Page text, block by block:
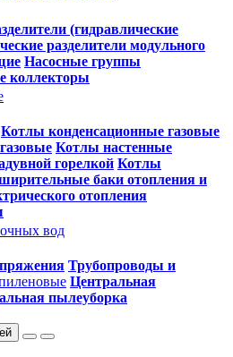
(гидравлические
разделители модульного
Насосные группы
коллекторы
Котлы конденсационные газовые
Котлы настенные
горелкой Котлы
баки отопления и
отопления
вод
Трубопроводы и
Центральная
пылеуборка